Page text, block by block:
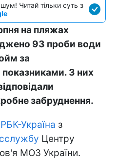
Читай тільки суть з
на пляжах
93 проби води
за
показниками. З них
забруднення.
РБК-Україна з
Центру
МОЗ України.